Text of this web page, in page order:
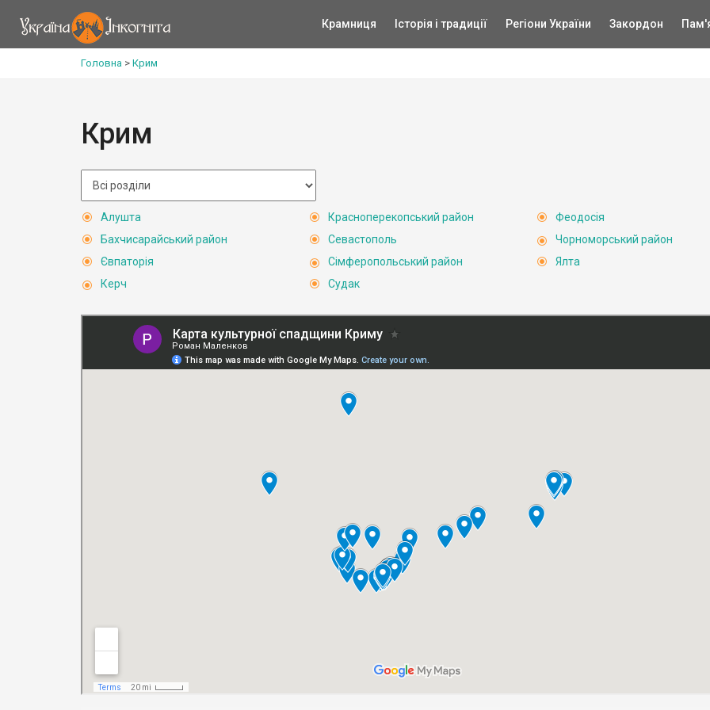
Крамниця Історія і традиції Регіони України Закордон
Головна > Крим
Крим
Алушта
Бахчисарайський район
Євпаторія
Керч
Красноперекопський район
Севастополь
Сімферопольський район
Судак
Феодосія
Чорноморський район
Ялта